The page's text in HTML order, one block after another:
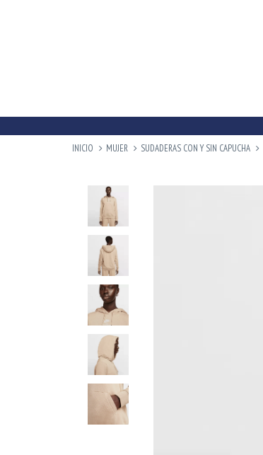
INICIO MUJER SUDADERAS CON Y SIN CAPUCHA